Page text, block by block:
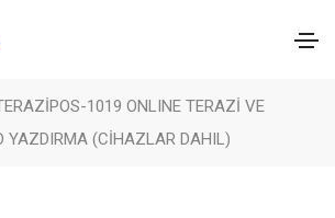
1019 ONLINE TERAZİ VE
YAZDIRMA (CİHAZLAR DAHIL)